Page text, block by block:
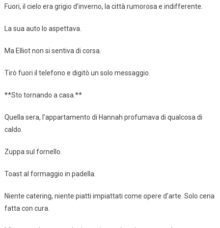
Fuori, il cielo era grigio d’inverno, la città rumorosa e indifferente.
La sua auto lo aspettava.
Ma Elliot non si sentiva di corsa.
Tirò fuori il telefono e digitò un solo messaggio.
**Sto tornando a casa.**
Quella sera, l’appartamento di Hannah profumava di qualcosa di
caldo.
Zuppa sul fornello.
Toast al formaggio in padella.
Niente catering, niente piatti impiattati come opere d’arte. Solo cena
fatta con cura.